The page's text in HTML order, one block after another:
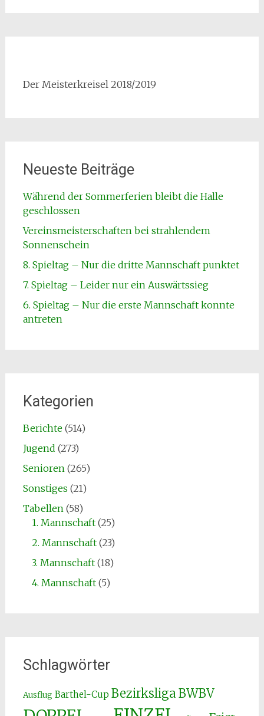
Der Meisterkreisel 2018/2019
Neueste Beiträge
Während der Sommerferien bleibt die Halle
geschlossen
Vereinsmeisterschaften bei strahlendem
Sonnenschein
8. Spieltag – Nur die dritte Mannschaft punktet
7. Spieltag – Leider nur ein Auswärtssieg
6. Spieltag – Nur die erste Mannschaft konnte
antreten
Kategorien
Berichte(514)
Jugend (273)
Senioren(265)
Sonstiges (21)
Tabellen(58)
1. Mannschaft(25)
2. Mannschaft(23)
3. Mannschaft(18)
4. Mannschaft(5)
Schlagwörter
Ausflug Barthel-Cup BezirksligaBWBV